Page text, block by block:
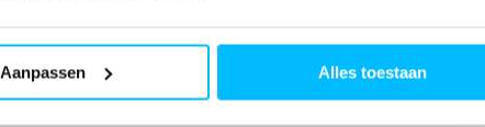
Aanpassen Alles toestaan